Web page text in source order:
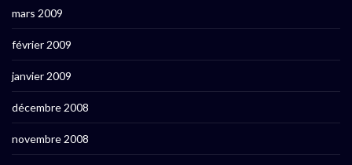
mars 2009
février 2009
janvier 2009
décembre 2008
novembre 2008